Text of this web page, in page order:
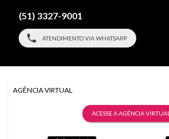
(51) 3327-9001
ATENDIMENTO VIA WHATSAPP
AGÊNCIA VIRTUAL
ACESSE A AGÊNCIA VIRTUAL